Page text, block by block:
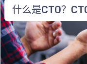
什么是CTO？